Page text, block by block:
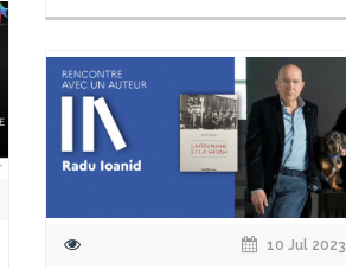
10 Jul 2023